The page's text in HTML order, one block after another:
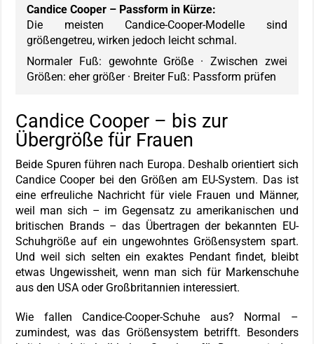
Candice Cooper – Passform in Kürze:
Die meisten Candice-Cooper-Modelle sind
größengetreu, wirken jedoch leicht schmal.
Normaler Fuß: gewohnte Größe · Zwischen zwei
Größen: eher größer · Breiter Fuß: Passform prüfen
Candice Cooper – bis zur
Übergröße für Frauen
Beide Spuren führen nach Europa. Deshalb orientiert sich
Candice Cooper bei den Größen am EU-System. Das ist
eine erfreuliche Nachricht für viele Frauen und Männer,
weil man sich – im Gegensatz zu amerikanischen und
britischen Brands – das Übertragen der bekannten EU-
Schuhgröße auf ein ungewohntes Größensystem spart.
Und weil sich selten ein exaktes Pendant findet, bleibt
etwas Ungewissheit, wenn man sich für Markenschuhe
aus den USA oder Großbritannien interessiert.
Wie fallen Candice-Cooper-Schuhe aus? Normal –
zumindest, was das Größensystem betrifft. Besonders